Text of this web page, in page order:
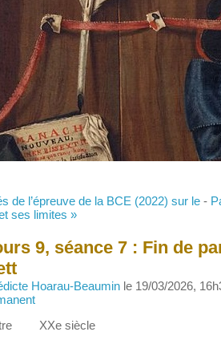
de l’épreuve de la BCE (2022) sur le -
ses limites »
9, séance 7 : Fin de
Hoarau-Beaumin le 19/03/2026,
XXe siècle